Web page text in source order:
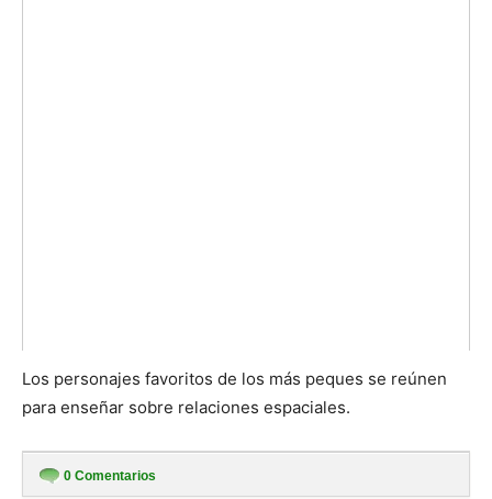
Los personajes favoritos de los más peques se reúnen
para enseñar sobre relaciones espaciales.
0 Comentarios